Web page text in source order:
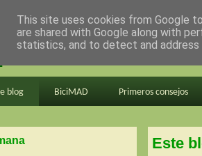
madrid
blog BiciMAD Primeros consejos
Este
This site uses cookies from Google
are shared with Google along with
statistics, and to detect and address